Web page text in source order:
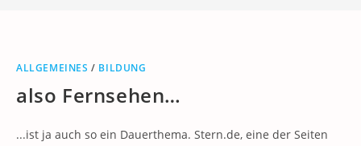
ALLGEMEINES / BILDUNG
also Fernsehen…
...ist ja auch so ein Dauerthema. Stern.de, eine der Seiten